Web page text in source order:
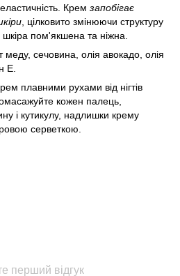
Крем запобігає
, цілковито змінюючи структуру
пом'якшена та ніжна.
меду, сечовина, олія авокадо, олія
Е.
плавними рухами від нігтів
кожен палець,
і кутикулу, надлишки крему
серветкою.
перший відгук